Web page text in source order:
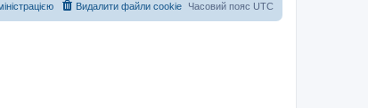
Часовий пояс UTC
Видалити файли cookie